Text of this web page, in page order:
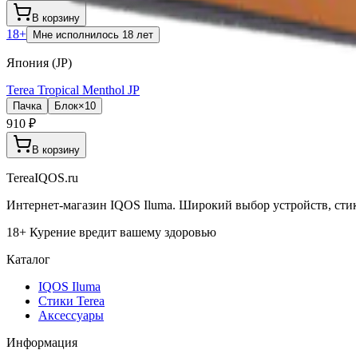
В корзину
18+ Мне исполнилось 18 лет
Япония (JP)
Terea Tropical Menthol JP
Пачка Блок×10
910 ₽
В корзину
TereaIQOS.ru
Интернет-магазин IQOS Iluma. Широкий выбор устройств,
18+ Курение вредит вашему здоровью
Каталог
IQOS Iluma
Стики Terea
Аксессуары
Информация